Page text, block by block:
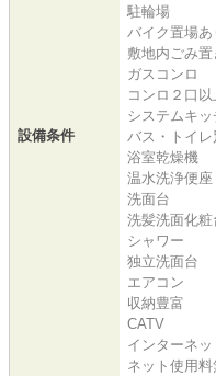
設備条件
駐輪場
バイク置場あ
敷地内ごみ置
ガスコンロ
コンロ２口以
システムキッ
バス・トイレ
浴室乾燥機
温水洗浄便座
洗面台
洗髪洗面化粧
シャワー
独立洗面台
エアコン
収納豊富
CATV
インターネ
ネット使用料